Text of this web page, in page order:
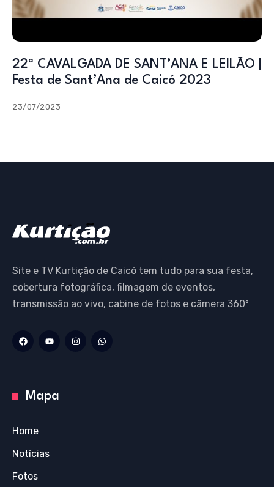
22ª CAVALGADA DE SANT’ANA E LEILÃO |
Festa de Sant’Ana de Caicó 2023
23/07/2023
Site e TV Kurtição de Caicó tem tudo para sua festa,
cobertura fotográfica, filmagem de eventos,
transmissão ao vivo, cabine de fotos e câmera 360º
Mapa
Home
Notícias
Fotos